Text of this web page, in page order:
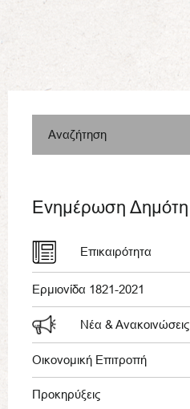
Αναζήτηση
Ενημέρωση Δημότη
Επικαιρότητα
Ερμιονίδα 1821-2021
Νέα & Ανακοινώσεις
Οικονομική Επιτροπή
Προκηρύξεις